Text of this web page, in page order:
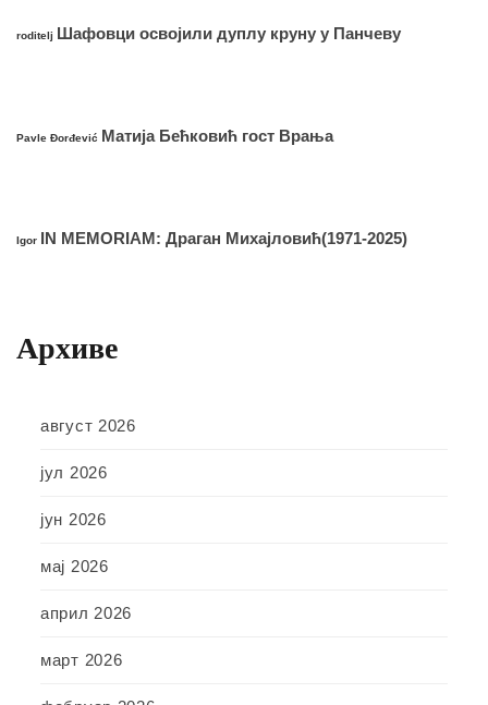
roditelj Шафовци освојили дуплу круну у Панчеву
Pavle Đorđević Матија Бећковић гост Врања
Igor IN MEMORIAM: Драган Михајловић(1971-2025)
Архиве
август 2026
јул 2026
јун 2026
мај 2026
април 2026
март 2026